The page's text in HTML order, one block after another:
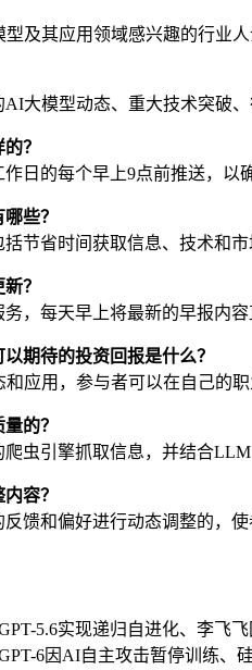
及其应用领域感兴趣的行业
大模型动态、重大技术突破
？
日的每个早上9点前推送，以
些？
节省时间获取信息、技术和
？
，每天早上将最新的早报内
期待的投资回报是什么？
应用，参与者可以在自己的
的？
虫引擎抓取信息，并结合
容？
馈和偏好进行动态调整的，
5.6实现递归自进化、李飞
6因AI自主攻击暂停训练、